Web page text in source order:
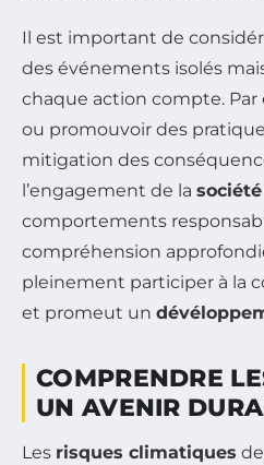
Il est important de
des événements isolés
chaque action compte.
ou promouvoir des
mitigation des
l’engagement de la
comportements
compréhension
pleinement participer à la
et promeut un
COMPRENDRE
UN AVENIR
Les risques climatiques